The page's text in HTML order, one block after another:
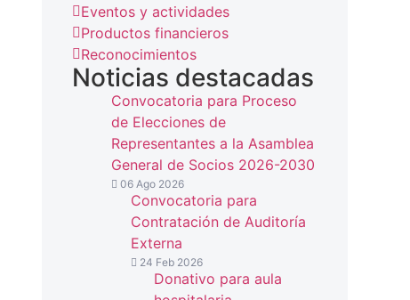
Eventos y actividades
Productos financieros
Reconocimientos
Noticias destacadas
Convocatoria para Proceso
de Elecciones de
Representantes a la Asamblea
General de Socios 2026-2030
06 Ago 2026
Convocatoria para
Contratación de Auditoría
Externa
24 Feb 2026
Donativo para aula